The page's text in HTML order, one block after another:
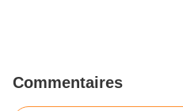
Commentaires